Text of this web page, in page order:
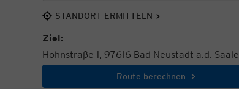
STANDORT ERMITTELN
Ziel:
Hohnstraße 1, 97616 Bad Neustadt a.d. Saale
Route berechnen